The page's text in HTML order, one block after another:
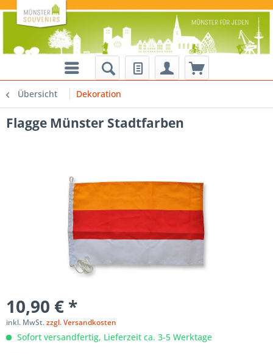
Übersicht Dekoration
Flagge Münster Stadtfarben
10,90 € *
inkl. MwSt.zzgl. Versandkosten
Sofort versandfertig, Lieferzeit ca. 3-5 Werktage